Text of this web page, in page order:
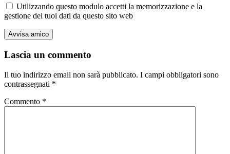
Utilizzando questo modulo accetti la memorizzazione e la
gestione dei tuoi dati da questo sito web
Lascia un commento
Il tuo indirizzo email non sarà pubblicato. I campi obbligatori sono
contrassegnati *
Commento *